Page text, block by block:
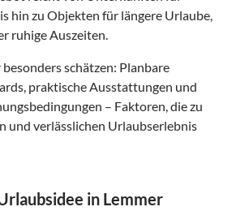
hin zu Objekten für längere Urlaube,
ruhige Auszeiten.
besonders schätzen: Planbare
praktische Ausstattungen und
– Faktoren, die zu
und verlässlichen Urlaubserlebnis
in Lemmer